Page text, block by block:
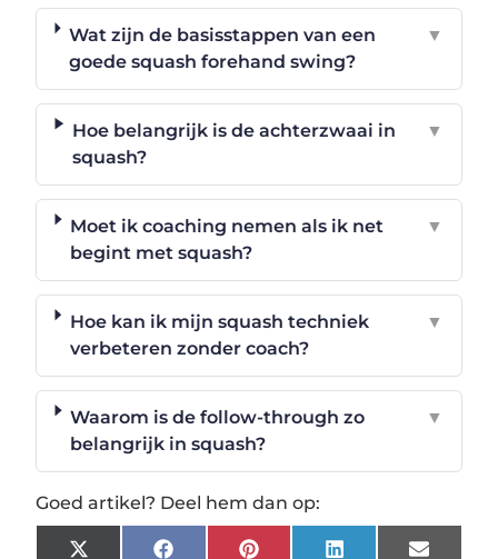
Wat zijn de basisstappen van een
goede squash forehand swing?
▼
Hoe belangrijk is de achterzwaai in
squash?
▼
Moet ik coaching nemen als ik net
begint met squash?
▼
Hoe kan ik mijn squash techniek
verbeteren zonder coach?
▼
Waarom is de follow-through zo
belangrijk in squash?
▼
Goed artikel? Deel hem dan op: